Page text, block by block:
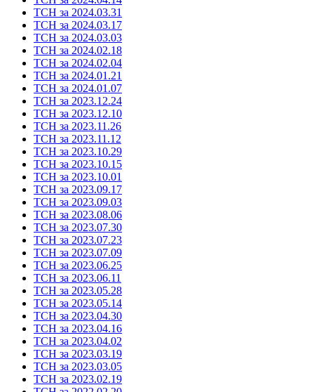
ТСН за 2024.03.31
ТСН за 2024.03.17
ТСН за 2024.03.03
ТСН за 2024.02.18
ТСН за 2024.02.04
ТСН за 2024.01.21
ТСН за 2024.01.07
ТСН за 2023.12.24
ТСН за 2023.12.10
ТСН за 2023.11.26
ТСН за 2023.11.12
ТСН за 2023.10.29
ТСН за 2023.10.15
ТСН за 2023.10.01
ТСН за 2023.09.17
ТСН за 2023.09.03
ТСН за 2023.08.06
ТСН за 2023.07.30
ТСН за 2023.07.23
ТСН за 2023.07.09
ТСН за 2023.06.25
ТСН за 2023.06.11
ТСН за 2023.05.28
ТСН за 2023.05.14
ТСН за 2023.04.30
ТСН за 2023.04.16
ТСН за 2023.04.02
ТСН за 2023.03.19
ТСН за 2023.03.05
ТСН за 2023.02.19